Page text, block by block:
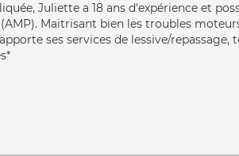
Juliette a 18 ans d'expérience et
Maitrisant bien les troubles
ses services de lessive/repassage,